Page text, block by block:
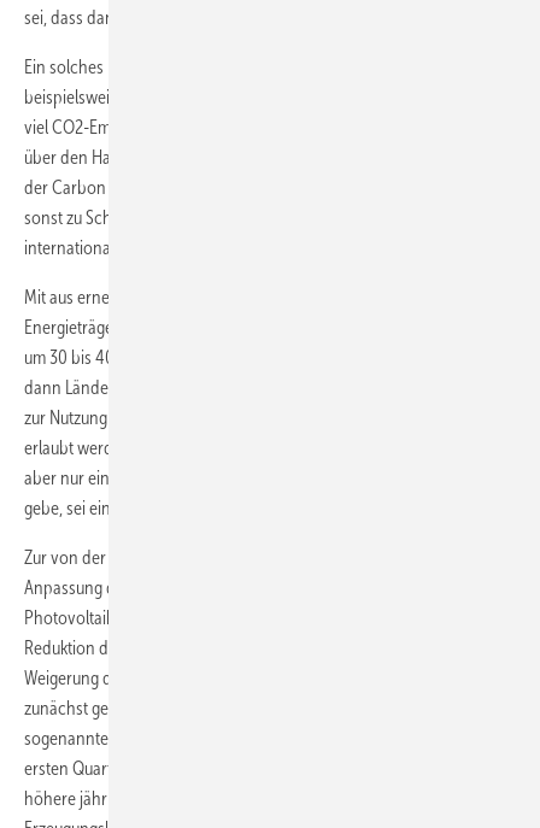
sei, dass dann die wichtigsten Industriestaaten dabei seien.
Ein solches Bündnis sei anderen Instrumenten vorzuziehen wie
beispielsweise den auch in der EU diskutierten Einfuhrzöllen auf mit
viel CO2-Emissionen hergestellte Waren oder die Einführung eines
über den Haushalt zu finanzierenden Emissionsverrechnungssystems
der Carbon Contracts for Difference. Solche Maßnahmen drohten
sonst zu Schutz-Gegenmaßnahmen anderer Volkswirtschaften im
internationalen Handel zu führen.
Mit aus erneuerbaren Energien hergestellter grüner Wasserstoff als
Energieträger verteuere allerdings beispielsweise die Stahlproduktion
um 30 bis 40 Prozent im Verhältnis zu schmutzigem Stahl. Daher dürfe
dann Ländern wie Brasilien, Russland oder Türkei ohne Verpflichtung
zur Nutzung grünen Wasserstoffs oder zur Klimaneutralität nicht
erlaubt werden, mit Stahlimporten in die Bresche zu springen. Weil es
aber nur eine überschaubare Zahl von Ländern mit Stahlproduktion
gebe, sei eine Einigung zwischen diesen sinnvoll.
Zur von der Koalition der Bundesregierung versprochenen
Anpassung der Ausbaufahrpläne für Windparks und
Photovoltaikanlagen an die jüngst erhöhten EU-Ziele für die
Reduktion der CO2-Emissionen sagte Altmaier, sie sei an einer
Weigerung des Finanzministeriums zur Haushaltsfinanzierung
zunächst gescheitert. Eigentlich hatte die Koalition mit einem
sogenannten Entschließungsgesetz im Dezember sich festgelegt, im
ersten Quartal 2021 höhere PV- und Windkraft-Ausbauziele und
höhere jährliche Ausschreibungsvolumen bis 2030 für neue